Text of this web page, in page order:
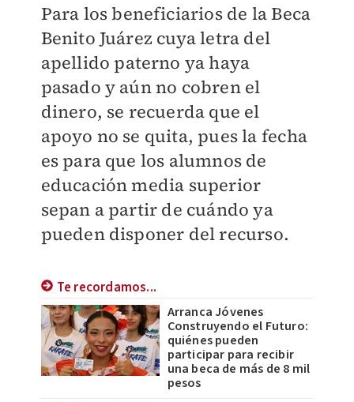
Para los beneficiarios de la Beca
Benito Juárez cuya letra del
apellido paterno ya haya
pasado y aún no cobren el
dinero, se recuerda que el
apoyo no se quita, pues la fecha
es para que los alumnos de
educación media superior
sepan a partir de cuándo ya
pueden disponer del recurso.
Te recordamos...
Arranca Jóvenes
Construyendo el Futuro:
quiénes pueden
participar para recibir
una beca de más de 8 mil
pesos